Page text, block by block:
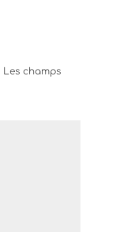
Les champs